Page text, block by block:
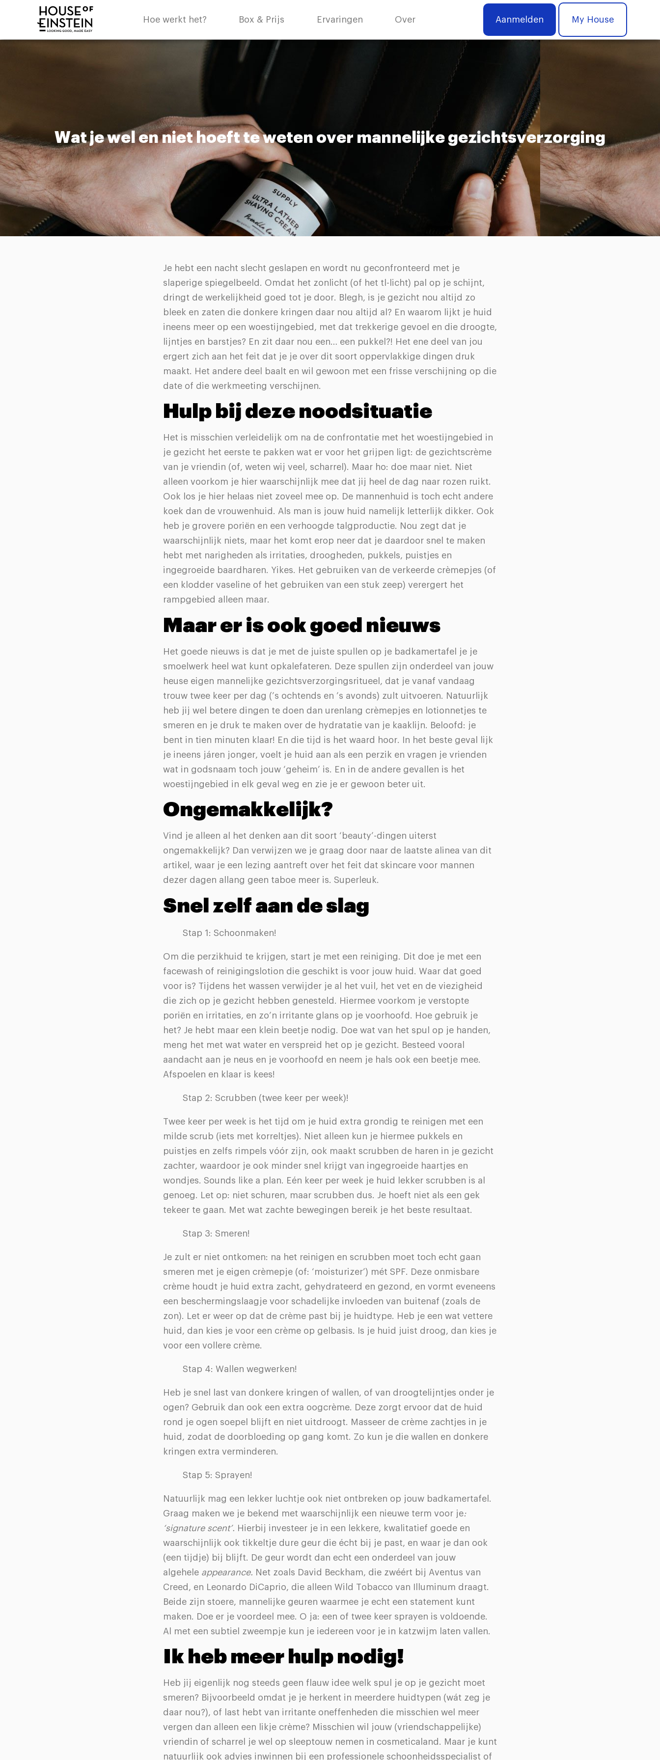
Hoe werkt het? Box & Prijs Ervaringen Over Aanmelden My House
Wat je wel en niet hoeft te weten over mannelijke gezichtsverzorging
Je hebt een nacht slecht geslapen en wordt nu geconfronteerd met je
slaperige spiegelbeeld. Omdat het zonlicht (of het tl-licht) pal op je schijnt,
dringt de werkelijkheid goed tot je door. Blegh, is je gezicht nou altijd zo
bleek en zaten die donkere kringen daar nou altijd al? En waarom lijkt je huid
ineens meer op een woestijngebied, met dat trekkerige gevoel en die droogte,
lijntjes en barstjes? En zit daar nou een… een pukkel?! Het ene deel van jou
ergert zich aan het feit dat je je over dit soort oppervlakkige dingen druk
maakt. Het andere deel baalt en wil gewoon met een frisse verschijning op die
date of die werkmeeting verschijnen.
Hulp bij deze noodsituatie
Het is misschien verleidelijk om na de confrontatie met het woestijngebied in
je gezicht het eerste te pakken wat er voor het grijpen ligt: de gezichtscrème
van je vriendin (of, weten wij veel, scharrel). Maar ho: doe maar niet. Niet
alleen voorkom je hier waarschijnlijk mee dat jij heel de dag naar rozen ruikt.
Ook los je hier helaas niet zoveel mee op. De mannenhuid is toch echt andere
koek dan de vrouwenhuid. Als man is jouw huid namelijk letterlijk dikker. Ook
heb je grovere poriën en een verhoogde talgproductie. Nou zegt dat je
waarschijnlijk niets, maar het komt erop neer dat je daardoor snel te maken
hebt met narigheden als irritaties, droogheden, pukkels, puistjes en
ingegroeide baardharen. Yikes. Het gebruiken van de verkeerde crèmepjes (of
een klodder vaseline of het gebruiken van een stuk zeep) verergert het
rampgebied alleen maar.
Maar er is ook goed nieuws
Het goede nieuws is dat je met de juiste spullen op je badkamertafel je je
smoelwerk heel wat kunt opkalefateren. Deze spullen zijn onderdeel van jouw
heuse eigen mannelijke gezichtsverzorgingsritueel, dat je vanaf vandaag
trouw twee keer per dag (’s ochtends en ’s avonds) zult uitvoeren. Natuurlijk
heb jij wel betere dingen te doen dan urenlang crèmepjes en lotionnetjes te
smeren en je druk te maken over de hydratatie van je kaaklijn. Beloofd: je
bent in tien minuten klaar! En die tijd is het waard hoor. In het beste geval lijk
je ineens járen jonger, voelt je huid aan als een perzik en vragen je vrienden
wat in godsnaam toch jouw ‘geheim’ is. En in de andere gevallen is het
woestijngebied in elk geval weg en zie je er gewoon beter uit.
Ongemakkelijk?
Vind je alleen al het denken aan dit soort ‘beauty’-dingen uiterst
ongemakkelijk? Dan verwijzen we je graag door naar de laatste alinea van dit
artikel, waar je een lezing aantreft over het feit dat skincare voor mannen
dezer dagen allang geen taboe meer is. Superleuk.
Snel zelf aan de slag
Stap 1: Schoonmaken!
Om die perzikhuid te krijgen, start je met een reiniging. Dit doe je met een
facewash of reinigingslotion die geschikt is voor jouw huid. Waar dat goed
voor is? Tijdens het wassen verwijder je al het vuil, het vet en de viezigheid
die zich op je gezicht hebben genesteld. Hiermee voorkom je verstopte
poriën en irritaties, en zo’n irritante glans op je voorhoofd. Hoe gebruik je
het? Je hebt maar een klein beetje nodig. Doe wat van het spul op je handen,
meng het met wat water en verspreid het op je gezicht. Besteed vooral
aandacht aan je neus en je voorhoofd en neem je hals ook een beetje mee.
Afspoelen en klaar is kees!
Stap 2: Scrubben (twee keer per week)!
Twee keer per week is het tijd om je huid extra grondig te reinigen met een
milde scrub (iets met korreltjes). Niet alleen kun je hiermee pukkels en
puistjes en zelfs rimpels vóór zijn, ook maakt scrubben de haren in je gezicht
zachter, waardoor je ook minder snel krijgt van ingegroeide haartjes en
wondjes. Sounds like a plan. Eén keer per week je huid lekker scrubben is al
genoeg. Let op: niet schuren, maar scrubben dus. Je hoeft niet als een gek
tekeer te gaan. Met wat zachte bewegingen bereik je het beste resultaat.
Stap 3: Smeren!
Je zult er niet ontkomen: na het reinigen en scrubben moet toch echt gaan
smeren met je eigen crèmepje (of: ‘moisturizer’) mét SPF. Deze onmisbare
crème houdt je huid extra zacht, gehydrateerd en gezond, en vormt eveneens
een beschermingslaagje voor schadelijke invloeden van buitenaf (zoals de
zon). Let er weer op dat de crème past bij je huidtype. Heb je een wat vettere
huid, dan kies je voor een crème op gelbasis. Is je huid juist droog, dan kies je
voor een vollere crème.
Stap 4: Wallen wegwerken!
Heb je snel last van donkere kringen of wallen, of van droogtelijntjes onder je
ogen? Gebruik dan ook een extra oogcrème. Deze zorgt ervoor dat de huid
rond je ogen soepel blijft en niet uitdroogt. Masseer de crème zachtjes in je
huid, zodat de doorbloeding op gang komt. Zo kun je die wallen en donkere
kringen extra verminderen.
Stap 5: Sprayen!
Natuurlijk mag een lekker luchtje ook niet ontbreken op jouw badkamertafel.
Graag maken we je bekend met waarschijnlijk een nieuwe term voor je:
‘signature scent’.
Hierbij investeer je in een lekkere, kwalitatief goede en
waarschijnlijk ook tikkeltje dure geur die écht bij je past, en waar je dan ook
(een tijdje) bij blijft. De geur wordt dan echt een onderdeel van jouw
algehele appearance.
Net zoals David Beckham, die zwéért bij Aventus van
Creed, en Leonardo DiCaprio, die alleen Wild Tobacco van Illuminum draagt.
Beide zijn stoere, mannelijke geuren waarmee je echt een statement kunt
maken. Doe er je voordeel mee. O ja: een of twee keer sprayen is voldoende.
Al met een subtiel zweempje kun je iedereen voor je in katzwijm laten vallen.
Ik heb meer hulp nodig!
Heb jij eigenlijk nog steeds geen flauw idee welk spul je op je gezicht moet
smeren? Bijvoorbeeld omdat je je herkent in meerdere huidtypen (wát zeg je
daar nou?), of last hebt van irritante oneffenheden die misschien wel meer
vergen dan alleen een likje crème? Misschien wil jouw (vriendschappelijke)
vriendin of scharrel je wel op sleeptouw nemen in cosmeticaland. Maar je kunt
natuurlijk ook advies inwinnen bij een professionele schoonheidsspecialist of